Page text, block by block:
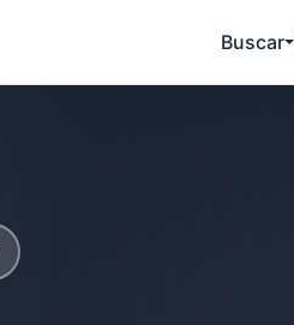
Buscar